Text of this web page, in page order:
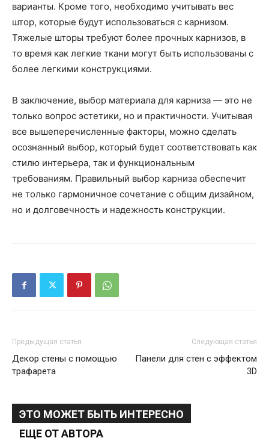
варианты. Кроме того, необходимо учитывать вес
штор, которые будут использоваться с карнизом.
Тяжелые шторы требуют более прочных карнизов, в
то время как легкие ткани могут быть использованы с
более легкими конструкциями.
В заключение, выбор материала для карниза — это не
только вопрос эстетики, но и практичности. Учитывая
все вышеперечисленные факторы, можно сделать
осознанный выбор, который будет соответствовать как
стилю интерьера, так и функциональным
требованиям. Правильный выбор карниза обеспечит
не только гармоничное сочетание с общим дизайном,
но и долговечность и надежность конструкции.
Предыдущая статья
Декор стены с помощью
трафарета
Следующая статья
Панели для стен с эффектом
3D
ЭТО МОЖЕТ БЫТЬ ИНТЕРЕСНО
ЕЩЕ ОТ АВТОРА